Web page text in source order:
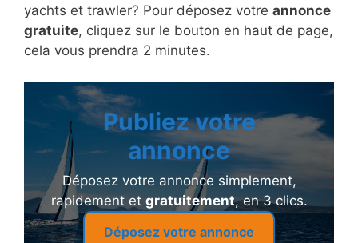
yachts et trawler? Pour déposez votre annonce
gratuite, cliquez sur le bouton en haut de page,
cela vous prendra 2 minutes.
Publiez votre
annonce
Déposez votre annonce simplement,
rapidement et gratuitement, en 3 clics.
Déposez votre annonce